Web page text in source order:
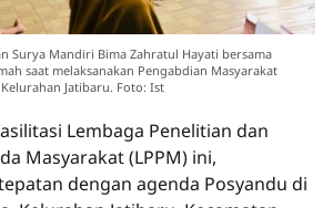
Surya Mandiri Bima Zahratul Hayati bersama
saat melaksanakan Pengabdian Masyarakat
Jatibaru. Foto: Ist
Lembaga Penelitian dan
Masyarakat (LPPM) ini,
dengan agenda Posyandu di